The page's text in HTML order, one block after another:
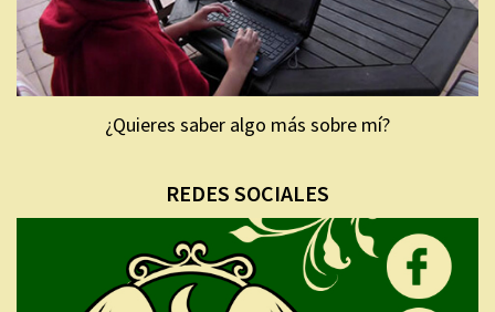
¿Quieres saber algo más sobre mí?
REDES SOCIALES